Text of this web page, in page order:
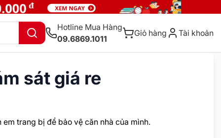
Hotline Mua Hàng
09.6869.1011
Giỏ hàng Tài khoản
sát giá re
trang bị để bảo vệ căn nhà của mình.